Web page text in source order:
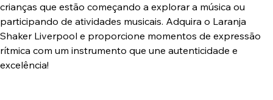
crianças que estão começando a explorar a música ou
participando de atividades musicais. Adquira o Laranja
Shaker Liverpool e proporcione momentos de expressão
rítmica com um instrumento que une autenticidade e
excelência!